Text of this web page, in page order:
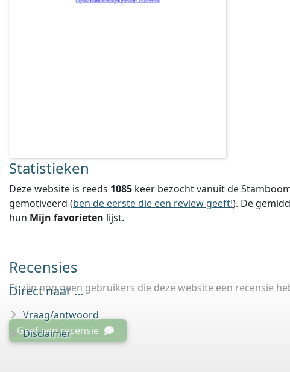
Statistieken
Deze website is reeds 1085 keer bezocht vanuit de
gemotiveerd (ben de eerste die een review geeft!). De
hun Mijn favorieten lijst.
Recensies
Er zijn nog geen gebruikers die deze website een recensie
Geef een recensie
Direct naar ...
Vraag/antwoord
Disclaimer